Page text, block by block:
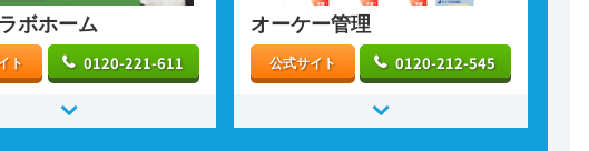
ボホーム
ト 0120-221-611
オーケー管理
公式サイト 0120-212-545